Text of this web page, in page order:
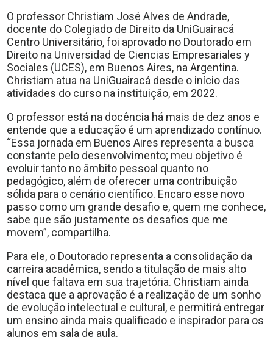
O professor Christiam José Alves de Andrade,
docente do Colegiado de Direito da UniGuairacá
Centro Universitário, foi aprovado no Doutorado em
Direito na Universidad de Ciencias Empresariales y
Sociales (UCES), em Buenos Aires, na Argentina.
Christiam atua na UniGuairacá desde o início das
atividades do curso na instituição, em 2022.
O professor está na docência há mais de dez anos e
entende que a educação é um aprendizado contínuo.
“Essa jornada em Buenos Aires representa a busca
constante pelo desenvolvimento; meu objetivo é
evoluir tanto no âmbito pessoal quanto no
pedagógico, além de oferecer uma contribuição
sólida para o cenário científico. Encaro esse novo
passo como um grande desafio e, quem me conhece,
sabe que são justamente os desafios que me
movem”, compartilha.
Para ele, o Doutorado representa a consolidação da
carreira acadêmica, sendo a titulação de mais alto
nível que faltava em sua trajetória. Christiam ainda
destaca que a aprovação é a realização de um sonho
de evolução intelectual e cultural, e permitirá entregar
um ensino ainda mais qualificado e inspirador para os
alunos em sala de aula.